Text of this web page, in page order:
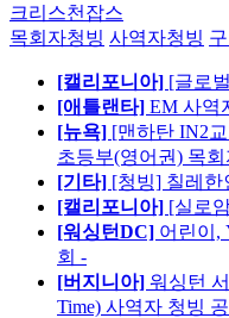
크리스천잡스
목회자청빙 사역자청빙
[캘리포니아] [글로
[애틀랜타] EM 사역
[뉴욕] [맨하탄 IN2
초등부(영어권) 목
[기타] [청빙] 칠레한
[캘리포니아] [실로
[워싱턴DC] 어린이,
회 -
[버지니아] 워싱턴
Time) 사역자 청빙